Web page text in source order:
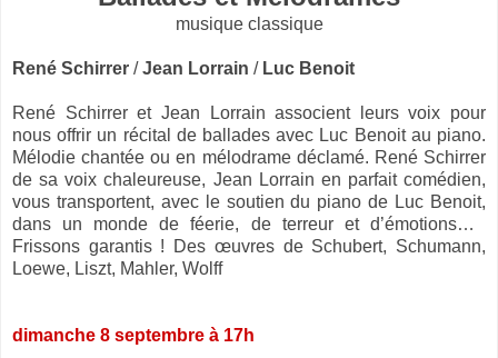
­musique classique
René Schirrer /Jean Lorrain / Luc Benoit
René Schirrer et Jean Lorrain associent leurs voix pour
nous offrir un récital de ballades avec Luc Benoit au piano.
Mélodie chantée ou en mélodrame déclamé. René Schirrer
de sa voix chaleureuse, Jean Lorrain en parfait comédien,
vous transportent, avec le soutien du piano de Luc Benoit,
dans un monde de féerie, de terreur et d’émotions…
Frissons garantis ! Des œuvres de Schubert, Schumann,
Loewe, Liszt, Mahler, Wolff
dimanche 8 septembre à 17h